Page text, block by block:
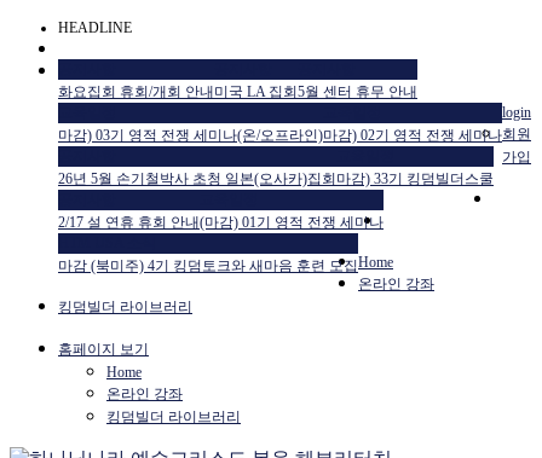
HEADLINE
화요집회 휴회/개회 안내 미국 LA 집회 5월 센터 휴무 안내
마감) 03기 영적 전쟁 세미나(온/오프라인)마감) 02기 영적 전쟁 세미나
26년 5월 손기철박사 초청 일본(오사카)집회 마감) 33기 킹덤빌더스쿨
2/17 설 연휴 휴회 안내(마감) 01기 영적 전쟁 세미나
마감 (북미주) 4기 킹덤토크와 새마음 훈련 모집
login
회원
가입
Home
온라인 강좌
킹덤빌더 라이브러리
홈페이지 보기
Home
온라인 강좌
킹덤빌더 라이브러리